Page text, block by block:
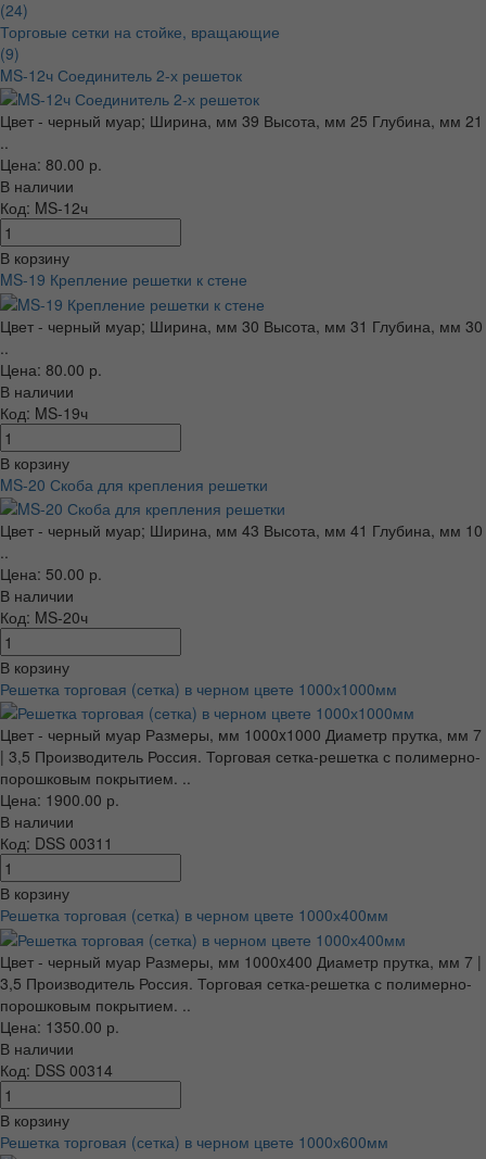
(24)
Торговые сетки на стойке, вращающие
(9)
MS-12ч Соединитель 2-х решеток
Цвет - черный муар; Ширина, мм 39 Высота, мм 25 Глубина, мм 21
..
Цена: 80.00 р.
В наличии
Код: MS-12ч
В корзину
MS-19 Крепление решетки к стене
Цвет - черный муар; Ширина, мм 30 Высота, мм 31 Глубина, мм 30
..
Цена: 80.00 р.
В наличии
Код: MS-19ч
В корзину
MS-20 Скоба для крепления решетки
Цвет - черный муар; Ширина, мм 43 Высота, мм 41 Глубина, мм 10
..
Цена: 50.00 р.
В наличии
Код: MS-20ч
В корзину
Решетка торговая (сетка) в черном цвете 1000х1000мм
Цвет - черный муар Размеры, мм 1000x1000 Диаметр прутка, мм 7
| 3,5 Производитель Россия. Торговая сетка-решетка с полимерно-
порошковым покрытием. ..
Цена: 1900.00 р.
В наличии
Код: DSS 00311
В корзину
Решетка торговая (сетка) в черном цвете 1000х400мм
Цвет - черный муар Размеры, мм 1000x400 Диаметр прутка, мм 7 |
3,5 Производитель Россия. Торговая сетка-решетка с полимерно-
порошковым покрытием. ..
Цена: 1350.00 р.
В наличии
Код: DSS 00314
В корзину
Решетка торговая (сетка) в черном цвете 1000х600мм